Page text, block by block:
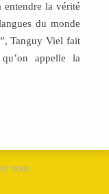
entendre la vérité
du monde
Tanguy Viel fait
appelle la
nous